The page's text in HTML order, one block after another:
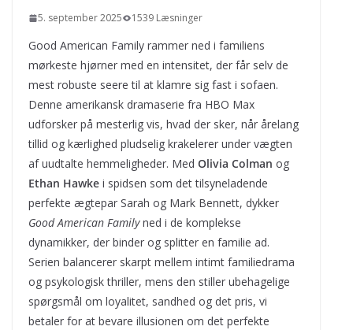
5. september 2025 1539 Læsninger
Good American Family rammer ned i familiens
mørkeste hjørner med en intensitet, der får selv de
mest robuste seere til at klamre sig fast i sofaen.
Denne amerikansk dramaserie fra HBO Max
udforsker på mesterlig vis, hvad der sker, når årelang
tillid og kærlighed pludselig krakelerer under vægten
af uudtalte hemmeligheder. Med Olivia Colman og
Ethan Hawke i spidsen som det tilsyneladende
perfekte ægtepar Sarah og Mark Bennett, dykker
Good American Familyned i de komplekse
dynamikker, der binder og splitter en familie ad.
Serien balancerer skarpt mellem intimt familiedrama
og psykologisk thriller, mens den stiller ubehagelige
spørgsmål om loyalitet, sandhed og det pris, vi
betaler for at bevare illusionen om det perfekte